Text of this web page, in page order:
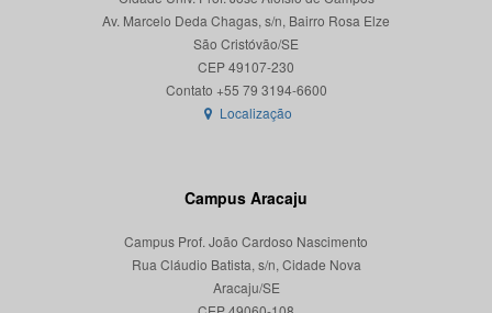
Av. Marcelo Deda Chagas, s/n, Bairro Rosa Elze
São Cristóvão/SE
CEP 49107-230
Localização
Campus Aracaju
Campus Prof. João Cardoso Nascimento
Rua Cláudio Batista, s/n, Cidade Nova
Aracaju/SE